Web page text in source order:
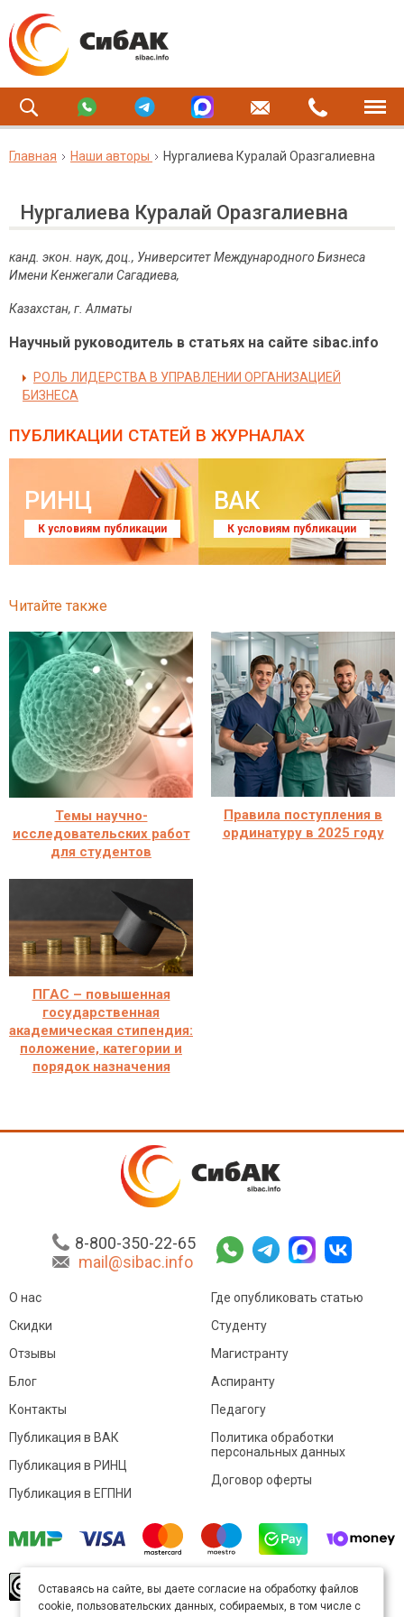
Главная Наши авторы Нургалиева Куралай Оразгалиевна
Нургалиева Куралай Оразгалиевна
канд. экон. наук, доц., Университет Международного Бизнеса
Имени Кенжегали Сагадиева,
Казахстан, г. Алматы
Научный руководитель в статьях на сайте sibac.info
РОЛЬ ЛИДЕРСТВА В УПРАВЛЕНИИ ОРГАНИЗАЦИЕЙ
БИЗНЕСА
ПУБЛИКАЦИИ СТАТЕЙ В ЖУРНАЛАХ
РИНЦ
К условиям публикации
ВАК
К условиям публикации
Читайте также
Темы научно-
исследовательских работ
для студентов
Правила поступления в
ординатуру в 2025 году
ПГАС – повышенная
государственная
академическая стипендия:
положение, категории и
порядок назначения
8-800-350-22-65
mail@sibac.info
О нас
Скидки
Отзывы
Блог
Контакты
Где опубликовать статью
Студенту
Магистранту
Аспиранту
Педагогу
Публикация в ВАК
Публикация в РИНЦ
Публикация в ЕГПНИ
Политика обработки
персональных данных
Договор оферты
произведение доступно полицензии Creative
Commons «Attribution» («Атрибуция») 4.0
Оставаясь на сайте, вы даете согласие на обработку файлов
cookie, пользовательских данных, собираемых, в том числе с